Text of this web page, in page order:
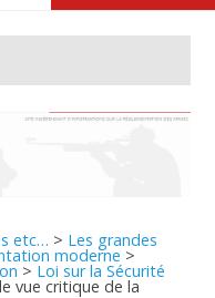
etc… > Les grandes
moderne >
> Loi sur la Sécurité
vue critique de la